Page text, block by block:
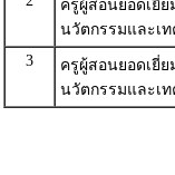
ครูผู้สอนยอดเยี่
นวัตกรรมและเ
3
ครูผู้สอนยอดเยี่
นวัตกรรมและเ